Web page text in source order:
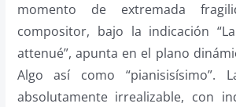
momento de extremada
compositor, bajo la indicación
attenué”, apunta en el plano
Algo así como “pianisisísimo”.
absolutamente irrealizable, con